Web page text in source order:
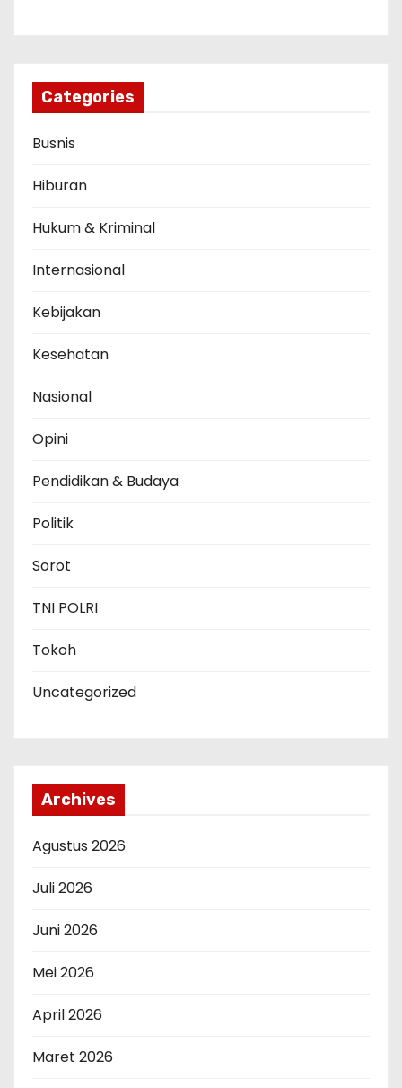
Categories
Busnis
Hiburan
Hukum & Kriminal
Internasional
Kebijakan
Kesehatan
Nasional
Opini
Pendidikan & Budaya
Politik
Sorot
TNI POLRI
Tokoh
Uncategorized
Archives
Agustus 2026
Juli 2026
Juni 2026
Mei 2026
April 2026
Maret 2026